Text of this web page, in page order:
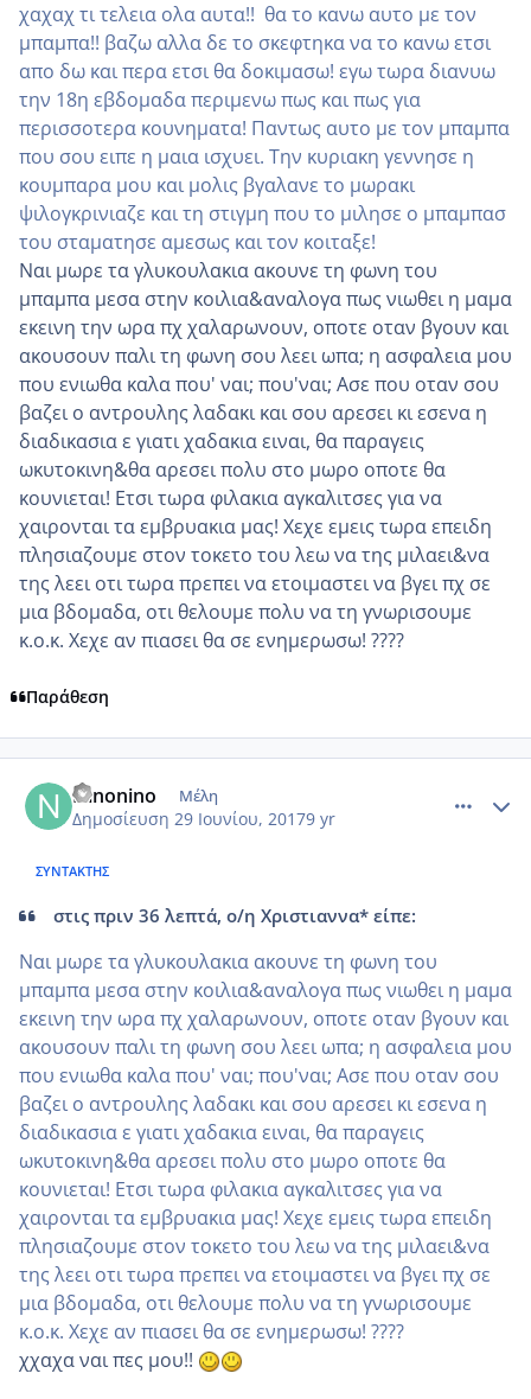
χαχαχ τι τελεια ολα αυτα!! θα το κανω αυτο με τον
μπαμπα!! βαζω αλλα δε το σκεφτηκα να το κανω ετσι
απο δω και περα ετσι θα δοκιμασω! εγω τωρα διανυω
την 18η εβδομαδα περιμενω πως και πως για
περισσοτερα κουνηματα! Παντως αυτο με τον μπαμπα
που σου ειπε η μαια ισχυει. Την κυριακη γεννησε η
κουμπαρα μου και μολις βγαλανε το μωρακι
ψιλογκρινιαζε και τη στιγμη που το μιλησε ο μπαμπασ
του σταματησε αμεσως και τον κοιταξε!
Ναι μωρε τα γλυκουλακια ακουνε τη φωνη του
μπαμπα μεσα στην κοιλια&αναλογα πως νιωθει η μαμα
εκεινη την ωρα πχ χαλαρωνουν, οποτε οταν βγουν και
ακουσουν παλι τη φωνη σου λεει ωπα; η ασφαλεια μου
που ενιωθα καλα που' ναι; που'ναι; Ασε που οταν σου
βαζει ο αντρουλης λαδακι και σου αρεσει κι εσενα η
διαδικασια ε γιατι χαδακια ειναι, θα παραγεις
ωκυτοκινη&θα αρεσει πολυ στο μωρο οποτε θα
κουνιεται! Ετσι τωρα φιλακια αγκαλιτσες για να
χαιρονται τα εμβρυακια μας! Χεχε εμεις τωρα επειδη
πλησιαζουμε στον τοκετο του λεω να της μιλαει&να
της λεει οτι τωρα πρεπει να ετοιμαστει να βγει πχ σε
μια βδομαδα, οτι θελουμε πολυ να τη γνωρισουμε
κ.ο.κ. Χεχε αν πιασει θα σε ενημερωσω! ????
Παράθεση
Ninonino Μέλη
Δημοσίευση 29 Ιουνίου, 20179 yr
ΣΥΝΤΆΚΤΗΣ
στις πριν 36 λεπτά, ο/η Χριστιαννα* είπε:
Ναι μωρε τα γλυκουλακια ακουνε τη φωνη του
μπαμπα μεσα στην κοιλια&αναλογα πως νιωθει η μαμα
εκεινη την ωρα πχ χαλαρωνουν, οποτε οταν βγουν και
ακουσουν παλι τη φωνη σου λεει ωπα; η ασφαλεια μου
που ενιωθα καλα που' ναι; που'ναι; Ασε που οταν σου
βαζει ο αντρουλης λαδακι και σου αρεσει κι εσενα η
διαδικασια ε γιατι χαδακια ειναι, θα παραγεις
ωκυτοκινη&θα αρεσει πολυ στο μωρο οποτε θα
κουνιεται! Ετσι τωρα φιλακια αγκαλιτσες για να
χαιρονται τα εμβρυακια μας! Χεχε εμεις τωρα επειδη
πλησιαζουμε στον τοκετο του λεω να της μιλαει&να
της λεει οτι τωρα πρεπει να ετοιμαστει να βγει πχ σε
μια βδομαδα, οτι θελουμε πολυ να τη γνωρισουμε
κ.ο.κ. Χεχε αν πιασει θα σε ενημερωσω! ????
χχαχα ναι πες μου!!